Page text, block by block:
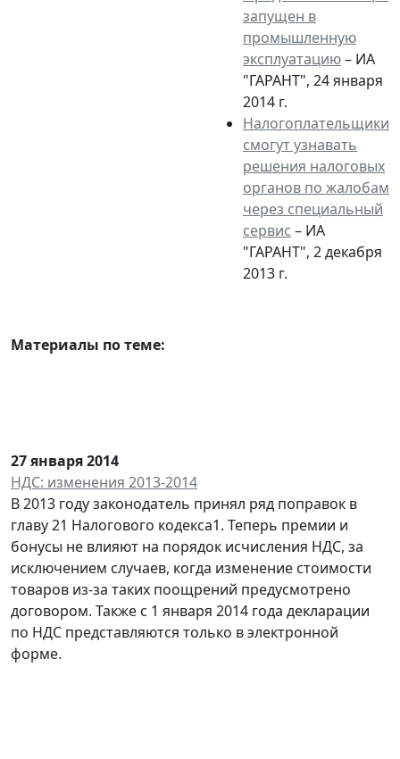
запущен в
промышленную
эксплуатацию– ИА
"ГАРАНТ", 24 января
2014 г.
Налогоплательщики
смогут узнавать
решения налоговых
органов по жалобам
через специальный
сервис – ИА
"ГАРАНТ", 2 декабря
2013 г.
Материалы по теме:
27 января 2014
НДС: изменения 2013-2014
В 2013 году законодатель принял ряд поправок в
главу 21 Налогового кодекса1. Теперь премии и
бонусы не влияют на порядок исчисления НДС, за
исключением случаев, когда изменение стоимости
товаров из-за таких поощрений предусмотрено
договором. Также с 1 января 2014 года декларации
по НДС представляются только в электронной
форме.